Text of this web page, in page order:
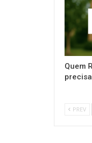
Quem
PREV